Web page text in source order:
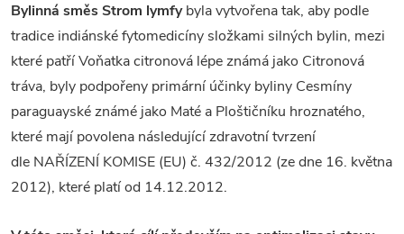
Bylinná směs Strom lymfy byla vytvořena tak, aby podle
tradice indiánské fytomedicíny složkami silných bylin, mezi
které patří Voňatka citronová lépe známá jako Citronová
tráva, byly podpořeny primární účinky byliny Cesmíny
paraguayské známé jako Maté a Ploštičníku hroznatého,
které mají povolena následující zdravotní tvrzení
dle NAŘÍZENÍ KOMISE (EU) č. 432/2012 (ze dne 16. května
2012), které platí od 14.12.2012.